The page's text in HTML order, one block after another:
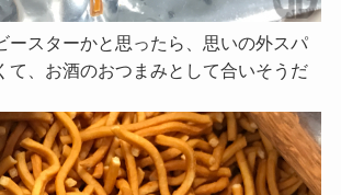
ースターかと思ったら、思いの外スパ
て、お酒のおつまみとして合いそうだ